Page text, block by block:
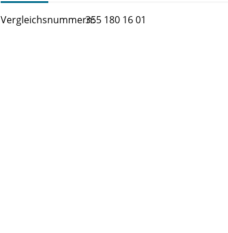
Vergleichsnummern:355 180 16 01